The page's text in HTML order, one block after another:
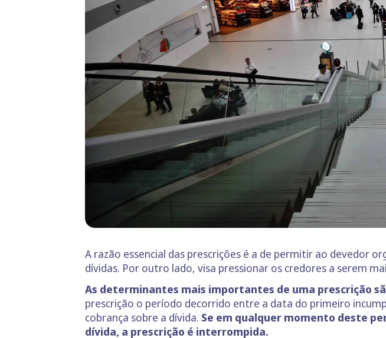
A razão essencial das prescrições é a de permitir ao devedor
dívidas. Por outro lado, visa pressionar os credores a serem
As determinantes mais importantes de uma prescrição
prescrição o período decorrido entre a data do primeiro
cobrança sobre a dívida. Se em qualquer momento deste
dívida, a prescrição é interrompida.